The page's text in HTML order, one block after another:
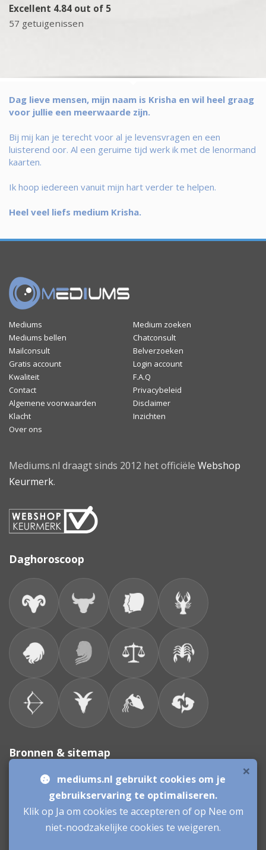
Excellent 4.84 out of 5
57 getuigenissen
Dag lieve mensen, mijn naam is Krisha en wil heel graag
voor jullie een meerwaarde zijn.
Bij mij kan je terecht voor al je levensvragen en een
luisterend oor. Al een geruime tijd werk ik met de lenormand
kaarten.
Ik hoop iedereen vanuit mijn hart verder te helpen.
Heel veel liefs medium Krisha.
Mediums
Medium zoeken
Mediums bellen
Chatconsult
Mailconsult
Belverzoeken
Gratis account
Login account
Kwaliteit
F.A.Q
Contact
Privacybeleid
Algemene voorwaarden
Disclaimer
Klacht
Inzichten
Over ons
Mediums.nl draagt sinds 2012 het officiële Webshop
Keurmerk.
Daghoroscoop
Bronnen & sitemap
Consulenten
Vacatures Mediums
Werken als Medium
Inloggen als Medium
×
mediums.nl gebruikt cookies om je
gebruikservaring te optimaliseren.
Klik op Ja om cookies te accepteren of op Nee om
niet-noodzakelijke cookies te weigeren.